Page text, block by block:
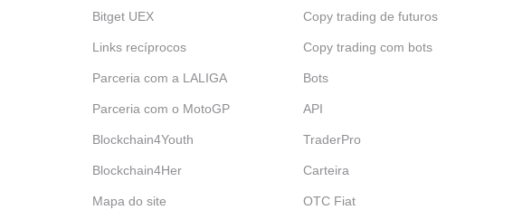
Bitget UEX
Links recíprocos
Parceria com a LALIGA
Parceria com o MotoGP
Blockchain4Youth
Blockchain4Her
Mapa do site
Copy trading de futuros
Copy trading com bots
Bots
API
TraderPro
Carteira
OTC Fiat